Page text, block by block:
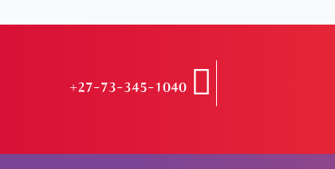
+27-73-345-1040